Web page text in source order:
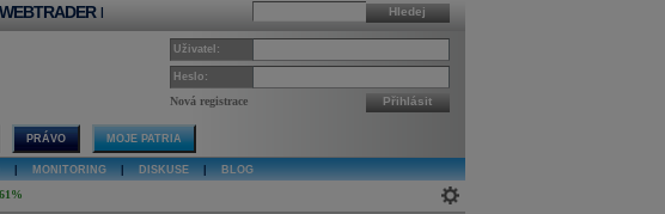
Hledej
WEBTRADER |
Uživatel:
Heslo:
Nová registrace Přihlásit
PRÁVO MOJE PATRIA
MONITORING DISKUSE BLOG